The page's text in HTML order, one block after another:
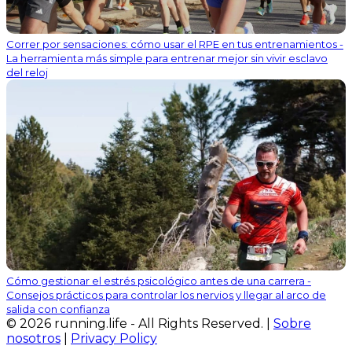
Correr por sensaciones: cómo usar el RPE en tus entrenamientos -
La herramienta más simple para entrenar mejor sin vivir esclavo
del reloj
Cómo gestionar el estrés psicológico antes de una carrera -
Consejos prácticos para controlar los nervios y llegar al arco de
salida con confianza
© 2026 running.life - All Rights Reserved. | Sobre
nosotros
Privacy Policy